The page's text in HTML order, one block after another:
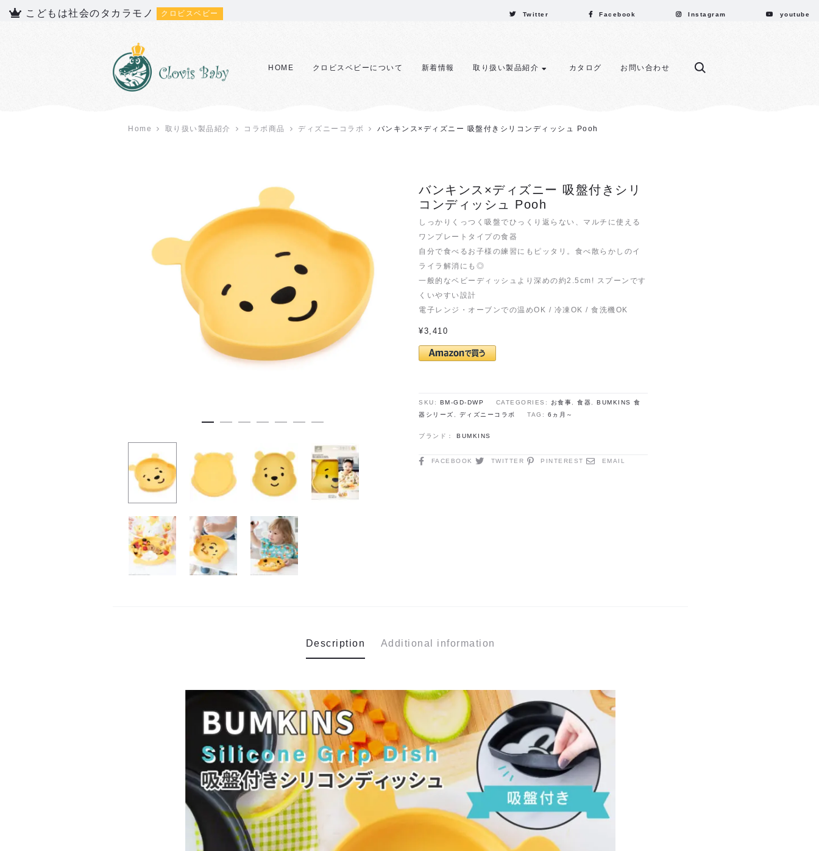
こどもは社会のタカラモノ クロビスベビー Twitter Facebook Instagram youtube
HOME クロビスベビーについて 新着情報 取り扱い製品紹介 カタログ お問い合わせ
Home 取り扱い製品紹介 コラボ商品 ディズニーコラボ バンキンス×ディズニー 吸盤付きシリコンディッシュ Pooh
バンキンス×ディズニー 吸盤付きシリ
コンディッシュ Pooh
しっかりくっつく吸盤でひっくり返らない、マルチに使える
ワンプレートタイプの食器
自分で食べるお子様の練習にもピッタリ。食べ散らかしのイ
ライラ解消にも◎
一般的なベビーディッシュより深めの約2.5cm! スプーンです
くいやすい設計
電子レンジ・オーブンでの温めOK / 冷凍OK / 食洗機OK
¥3,410
SKU: BM-GD-DWP CATEGORIES: お食事 食器
BUMKINS 食
器シリーズ
ディズニーコラボ TAG: 6ヵ月～
ブランド： BUMKINS
SHAREFACEBOOK TWITTER PINTEREST EMAIL
Description Additional information